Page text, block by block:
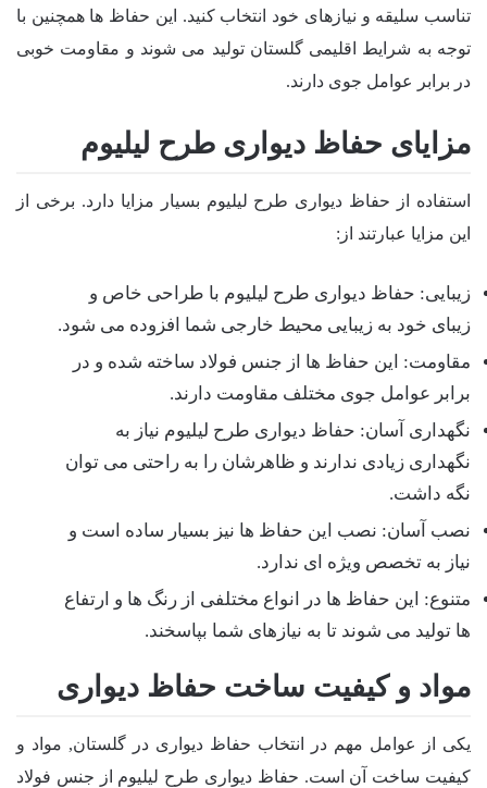
تناسب سلیقه و نیازهای خود انتخاب کنید. این حفاظ ها همچنین با
توجه به شرایط اقلیمی گلستان تولید می شوند و مقاومت خوبی
در برابر عوامل جوی دارند.
مزایای حفاظ دیواری طرح لیلیوم
استفاده از حفاظ دیواری طرح لیلیوم بسیار مزایا دارد. برخی از
این مزایا عبارتند از:
زیبایی: حفاظ دیواری طرح لیلیوم با طراحی خاص و
زیبای خود به زیبایی محیط خارجی شما افزوده می شود.
مقاومت: این حفاظ ها از جنس فولاد ساخته شده و در
برابر عوامل جوی مختلف مقاومت دارند.
نگهداری آسان: حفاظ دیواری طرح لیلیوم نیاز به
نگهداری زیادی ندارند و ظاهرشان را به راحتی می توان
نگه داشت.
نصب آسان: نصب این حفاظ ها نیز بسیار ساده است و
نیاز به تخصص ویژه ای ندارد.
متنوع: این حفاظ ها در انواع مختلفی از رنگ ها و ارتفاع
ها تولید می شوند تا به نیازهای شما بپاسخند.
مواد و کیفیت ساخت حفاظ دیواری
یکی از عوامل مهم در انتخاب حفاظ دیواری در گلستان, مواد و
کیفیت ساخت آن است. حفاظ دیواری طرح لیلیوم از جنس فولاد